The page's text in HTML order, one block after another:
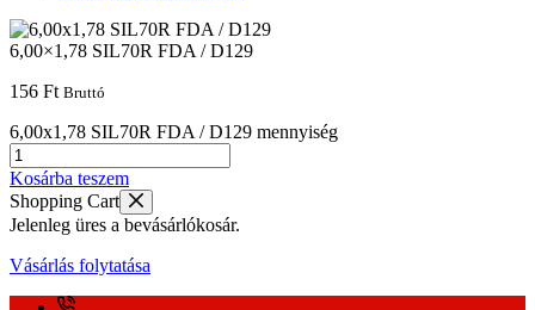
6,00×1,78 SIL70R FDA / D129
156 Ft Bruttó
6,00x1,78 SIL70R FDA / D129 mennyiség
Kosárba teszem
Shopping Cart
Jelenleg üres a bevásárlókosár.
Vásárlás folytatása